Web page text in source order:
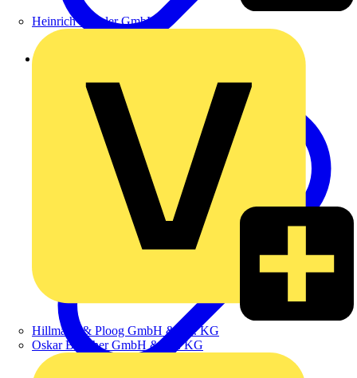
Heinrich Häusler GmbH
Hillmann & Ploog GmbH & Co. KG
Oskar Böttcher GmbH & Co. KG